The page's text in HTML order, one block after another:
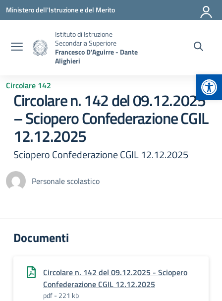
Vai ai contenuti
Vai al menu di navigazione
Vai al footer
Ministero dell'Istruzione e del Merito
Istituto di Istruzione
Secondaria Superiore
Francesco D'Aguirre - Dante
Alighieri
Circolare 142
Circolare n. 142 del 09.12.2025
– Sciopero Confederazione CGIL
12.12.2025
Sciopero Confederazione CGIL 12.12.2025
Personale scolastico
Documenti
Circolare n. 142 del 09.12.2025 - Sciopero
Confederazione CGIL 12.12.2025
pdf - 221 kb